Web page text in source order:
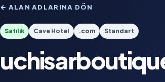
← ALAN ADLARINA DÖN
Satılık Cave Hotel .com Standart